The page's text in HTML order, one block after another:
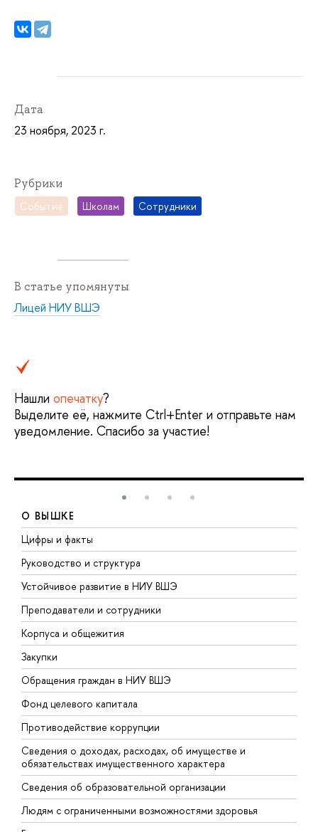
Дата
23 ноября, 2023 г.
Рубрики
Событие Школам Сотрудники
В статье упомянуты
Лицей НИУ ВШЭ
Нашли опечатку?
Выделите её, нажмите Ctrl+Enter и отправьте нам
уведомление. Спасибо за участие!
О ВЫШКЕ
Цифры и факты
Руководство и структура
Устойчивое развитие в НИУ ВШЭ
Преподаватели и сотрудники
Корпуса и общежития
Закупки
Обращения граждан в НИУ ВШЭ
Фонд целевого капитала
Противодействие коррупции
Сведения о доходах, расходах, об имуществе и
обязательствах имущественного характера
Сведения об образовательной организации
Людям с ограниченными возможностями здоровья